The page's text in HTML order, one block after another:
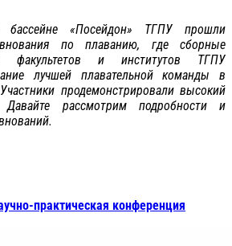
«Посейдон» ТГПУ прошли
по плаванию, где сборные
факультетов и институтов ТГПУ
лучшей плавательной команды в
продемонстрировали высокий
Давайте рассмотрим подробности и
практическая конференция